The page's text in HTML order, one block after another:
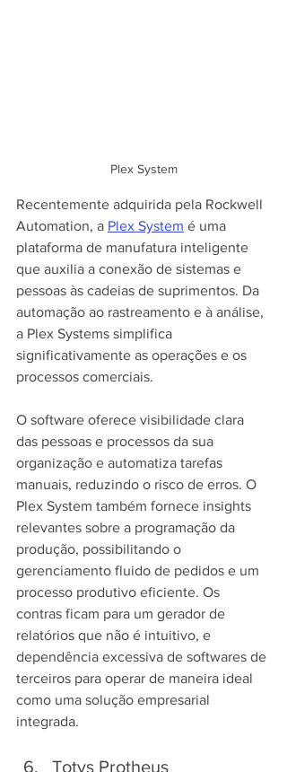
Plex System
Recentemente adquirida pela Rockwell
Automation, a Plex System é uma
plataforma de manufatura inteligente
que auxilia a conexão de sistemas e
pessoas às cadeias de suprimentos. Da
automação ao rastreamento e à análise,
a Plex Systems simplifica
significativamente as operações e os
processos comerciais.
O software oferece visibilidade clara
das pessoas e processos da sua
organização e automatiza tarefas
manuais, reduzindo o risco de erros. O
Plex System também fornece insights
relevantes sobre a programação da
produção, possibilitando o
gerenciamento fluido de pedidos e um
processo produtivo eficiente. Os
contras ficam para um gerador de
relatórios que não é intuitivo, e
dependência excessiva de softwares de
terceiros para operar de maneira ideal
como uma solução empresarial
integrada.
Totvs Protheus